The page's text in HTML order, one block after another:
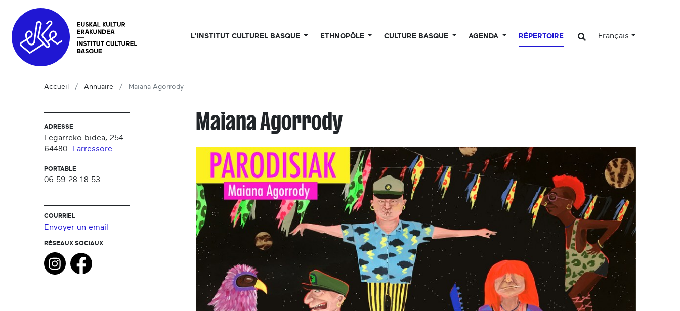
L'INSTITUT CULTUREL BASQUE ETHNOPÔLE CULTURE BASQUE AGENDA RÉPERTOIRE Français
Accueil Annuaire Maiana Agorrody
ADRESSE
Legarreko bidea, 254
64480
Larressore
PORTABLE
06 59 28 18 53
COURRIEL
Envoyer un email
RÉSEAUX SOCIAUX
Maiana Agorrody